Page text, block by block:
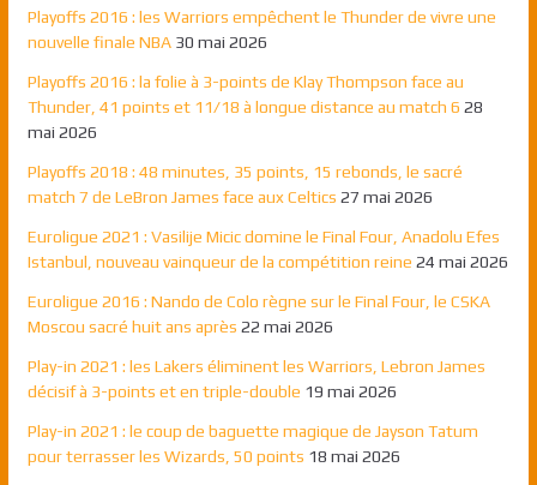
Playoffs 2016 : les Warriors empêchent le Thunder de vivre une
nouvelle finale NBA 30 mai 2026
Playoffs 2016 : la folie à 3-points de Klay Thompson face au
Thunder, 41 points et 11/18 à longue distance au match 6 28
mai 2026
Playoffs 2018 : 48 minutes, 35 points, 15 rebonds, le sacré
match 7 de LeBron James face aux Celtics 27 mai 2026
Euroligue 2021 : Vasilije Micic domine le Final Four, Anadolu Efes
Istanbul, nouveau vainqueur de la compétition reine 24 mai 2026
Euroligue 2016 : Nando de Colo règne sur le Final Four, le CSKA
Moscou sacré huit ans après 22 mai 2026
Play-in 2021 : les Lakers éliminent les Warriors, Lebron James
décisif à 3-points et en triple-double 19 mai 2026
Play-in 2021 : le coup de baguette magique de Jayson Tatum
pour terrasser les Wizards, 50 points 18 mai 2026